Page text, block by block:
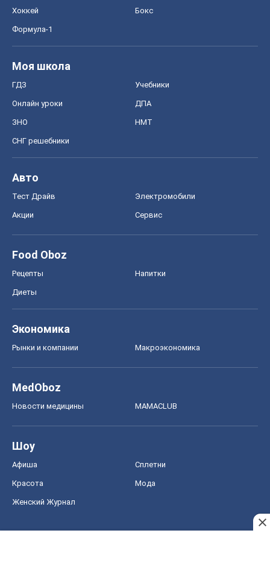
Хоккей Бокс
Формула-1
Моя школа
ГДЗ Учебники
Онлайн уроки ДПА
ЗНО НМТ
СНГ решебники
Авто
Тест Драйв Электромобили
Акции Сервис
Food Oboz
Рецепты Напитки
Диеты
Экономика
Рынки и компании Mакроэкономика
MedOboz
Новости медицины MAMACLUB
Шоу
Афиша Сплетни
Красота Мода
Женский Журнал